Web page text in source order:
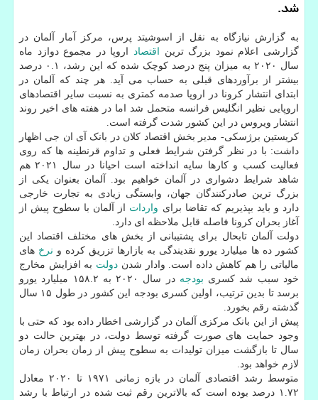
شد.
به گزارش نیازگاه به نقل از اسوشیتد پرس، مرکز آمار آلمان در
گزارشی اعلام نمود بزرگ ترین
اقتصاد
اروپا در مجموع دوازد ماه
سال ۲۰۲۰ به میزان پنج درصد کوچک شده که این رشد، ۰.۱ درصد
بیشتر از برآوردهای قبلی به حساب می آید. هر چند که آلمان در
ابتدای انتشار کرونا در اروپا صدمه کمتری به نسبت سایر اقتصادهای
اروپایی نظیر انگلیس فرانسه متحمل شد اما در هفته های اخیر روند
انتشار ویروس در این کشور شدت گرفته است.
کریستین برژسکی- مدیر بخش اقتصاد کلان در بانک آی ان جی اظهار
داشت: با در نظر گرفتن شرایط فعلی و تداوم قرنطینه ها که روی
فعالیت کسب و کارها سایه انداخته است احیانا در سال ۲۰۲۱ هم
شاهد شرایط دشواری در آلمان خواهیم بود. آلمان بعنوان یکی از
بزرگ ترین صادرکنندگان جهان، وابستگی زیادی به تجارت خارجی
دارد و باید بپذیریم که تقاضا برای واردات از آلمان با سطوح پیش از
آغاز بحران کرونا فاصله قابل ملاحظه ای دارد.
دولت آلمان تابحال برای پشتیبانی از بخش های مختلف اقتصاد این
کشور ده ها میلیارد یورو نقدیندگی به بازارها تزریق کرده و نرخ های
مالیاتی را هم کاهش داده است. وادار شدن دولت به افزایش مخارج
خود سبب شد کسری بودجه
در سال ۲۰۲۰ به ۱۵۸.۲ میلیارد یورو
برسد تا بدین ترتیب، اولین کسری بودجه این کشور در طول ۱۵ سال
گذشته رقم بخورد.
پیش از این بانک مرکزی آلمان در گزارشی اخطار داده بود که حتی با
وجود حمایت های صورت گرفته توسط دولت، در بهترین حالت دو
سال تا بازگشت میزان تولیدات به سطوح پیش از زمان بحران زمان
لازم خواهد بود.
متوسط رشد اقتصادی آلمان در بازه زمانی ۱۹۷۱ تا ۲۰۲۰ معادل
۱.۷۲ درصد بوده است که بالاترین رقم ثبت شده در ارتباط با رشد